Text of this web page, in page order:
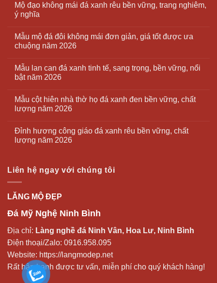
Mộ đạo không mái đá xanh rêu bền vững, trang nghiêm,
ý nghĩa
Mẫu mộ đá đôi không mái đơn giản, giá tốt được ưa
chuộng năm 2026
Mẫu lan can đá xanh tinh tế, sang trọng, bền vững, nổi
bật năm 2026
Mẫu cột hiên nhà thờ họ đá xanh đen bền vững, chất
lượng năm 2026
Đỉnh hương công giáo đá xanh rêu bền vững, chất
lượng năm 2026
Liên hệ ngay với chúng tôi
LĂNG MỘ ĐẸP
Đá Mỹ Nghệ Ninh Bình
Địa chỉ: Làng nghề đá Ninh Vân, Hoa Lư, Ninh Bình
Điện thoại/Zalo: 0916.958.095
Website: https://langmodep.net
Rất hân hạnh được tư vấn, miễn phí cho quý khách hàng!